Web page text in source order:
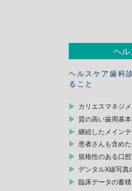
ヘル
ヘルスケア歯科
ること
カリエスマネジメ
質の高い歯周基
継続したメイン
患者さんも含め
規格性のある口
デンタルX線写真
臨床データの蓄